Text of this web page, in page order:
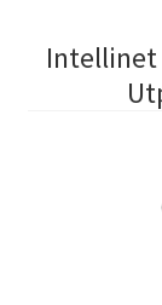
Intellinet